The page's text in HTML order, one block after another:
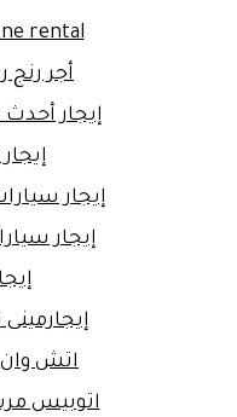
rental
أجر رنج
إيجار
إيجار
إيجار
اتش وان 7 راكب
اتوبيس مرسيدس